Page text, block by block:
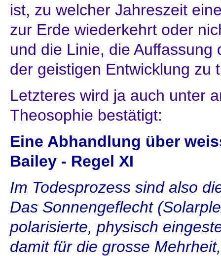
ist, zu welcher Jahreszeit
zur Erde wiederkehrt oder
und die Linie, die
der geistigen Entwicklung zu
Letzteres wird ja auch unter
Theosophie bestätigt:
Eine Abhandlung über
Bailey - Regel XI
Im Todesprozess sind also
Das Sonnengeflecht
polarisierte, physisch
damit für die grosse